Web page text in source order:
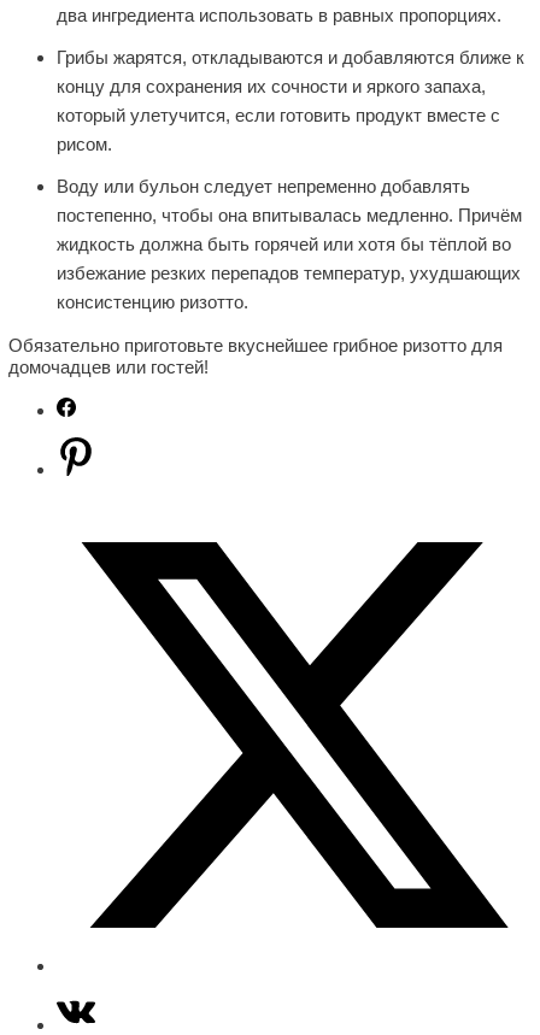
два ингредиента использовать в равных пропорциях.
Грибы жарятся, откладываются и добавляются ближе к
концу для сохранения их сочности и яркого запаха,
который улетучится, если готовить продукт вместе с
рисом.
Воду или бульон следует непременно добавлять
постепенно, чтобы она впитывалась медленно. Причём
жидкость должна быть горячей или хотя бы тёплой во
избежание резких перепадов температур, ухудшающих
консистенцию ризотто.
Обязательно приготовьте вкуснейшее грибное ризотто для
домочадцев или гостей!